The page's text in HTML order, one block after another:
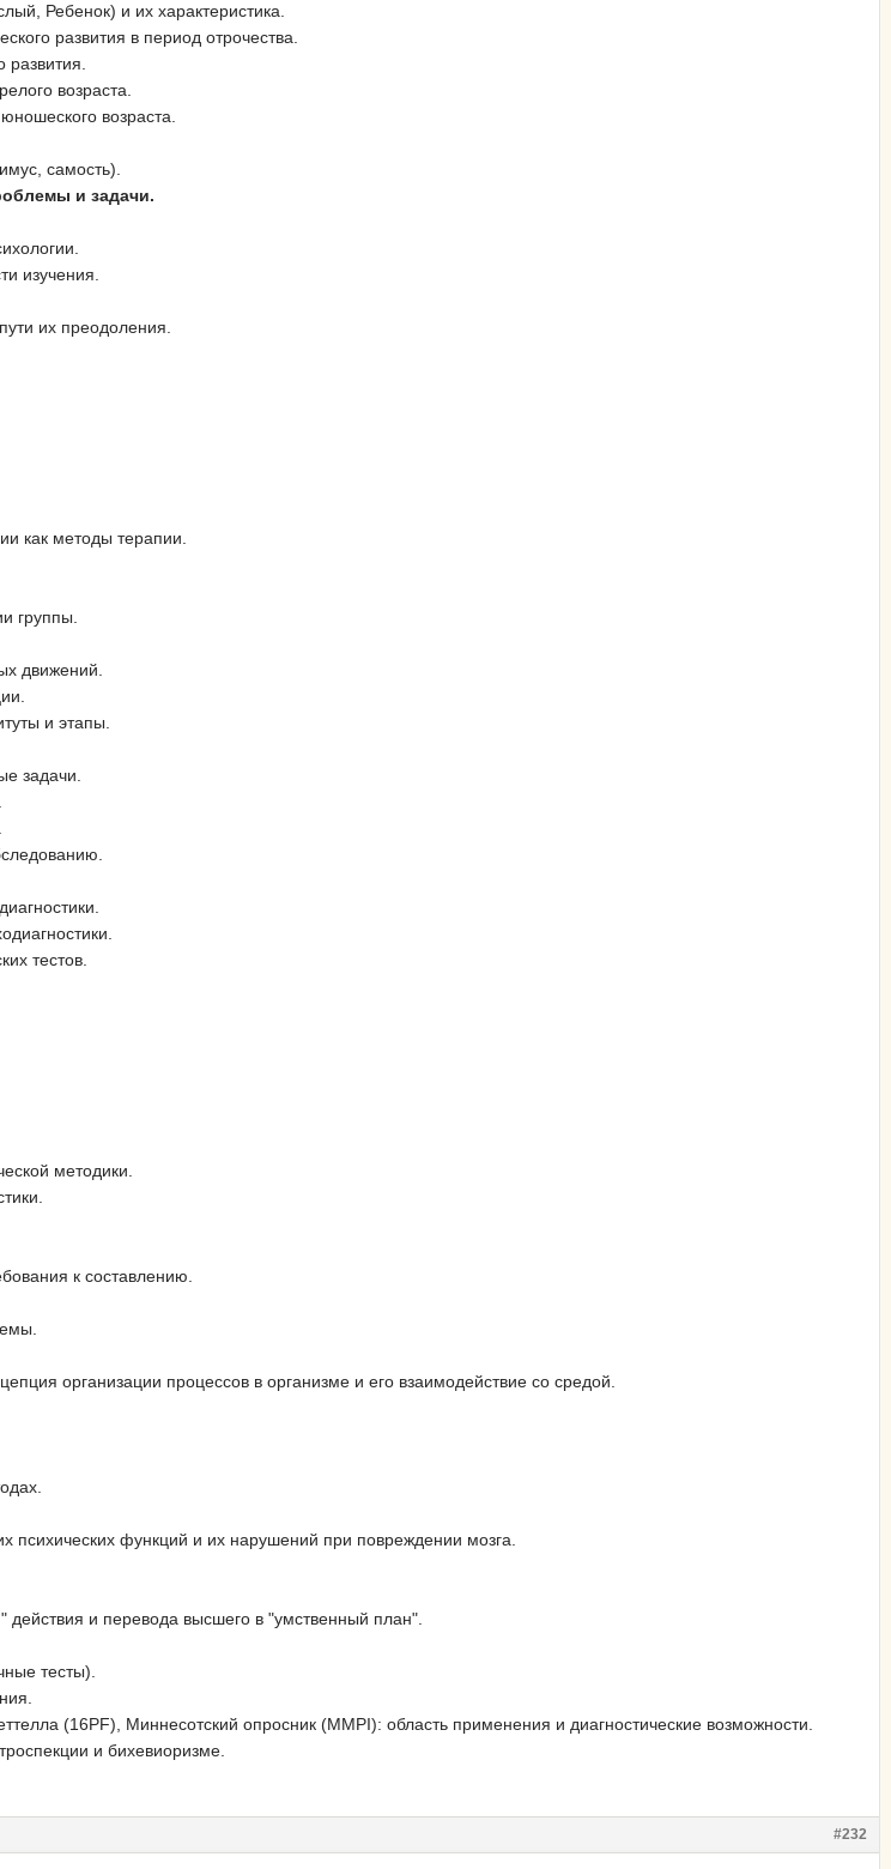
Ребенок) и их характеристика.
развития в период отрочества.
возраста.
возраста.
самость).
и задачи.
изучения.
их преодоления.
как методы терапии.
группы.
движений.
и этапы.
задачи.
тестов.
методики.
к составлению.
организации процессов в организме и его взаимодействие со средой.
психических функций и их нарушений при повреждении мозга.
и перевода высшего в "умственный план".
тесты).
(16PF), Миннесотский опросник (MMPI): область применения и диагностические возможности.
и бихевиоризме.
#232